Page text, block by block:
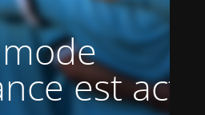
est actif